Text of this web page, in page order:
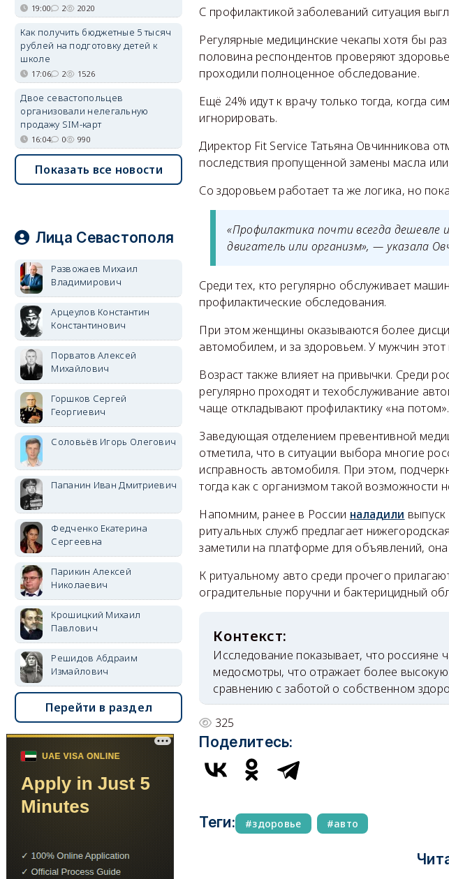
С профилактикой заболеваний ситуация
Регулярные медицинские чекапы хотя бы
половина респондентов проверяют
проходили полноценное обследование.
Ещё 24% идут к врачу только тогда, когда
игнорировать.
Директор Fit Service Татьяна Овчинникова
последствия пропущенной замены масла
Со здоровьем работает та же логика, но
«Профилактика почти всегда
двигатель или организм», — указала
Среди тех, кто регулярно обслуживает
профилактические обследования.
При этом женщины оказываются более
автомобилем, и за здоровьем. У мужчин этот
Возраст также влияет на привычки. Среди
регулярно проходят и техобслуживание
чаще откладывают профилактику «на потом».
Заведующая отделением превентивной
отметила, что в ситуации выбора многие
исправность автомобиля. При этом,
тогда как с организмом такой возможности
Напомним, ранее в России наладили
ритуальных служб предлагает
заметили на платформе для объявлений,
К ритуальному авто среди прочего
оградительные поручни и бактерицидный
Исследование показывает, что
медосмотры, что отражает более высокую
сравнению с заботой о собственном
325
Поделитесь:
Теги: здоровье авто
19:00 2 2020
Как получить бюджетные 5 тысяч
рублей на подготовку детей к
школе
17:06 2 1526
Двое севастопольцев
организовали нелегальную
продажу SIM-карт
16:04 0 990
Показать все новости
Лица Севастополя
Развожаев Михаил
Владимирович
Арцеулов Константин
Константинович
Порватов Алексей
Михайлович
Горшков Сергей
Георгиевич
Соловьёв Игорь Олегович
Папанин Иван Дмитриевич
Федченко Екатерина
Сергеевна
Парикин Алексей
Николаевич
Крошицкий Михаил
Павлович
Решидов Абдраим
Измайлович
Перейти в раздел